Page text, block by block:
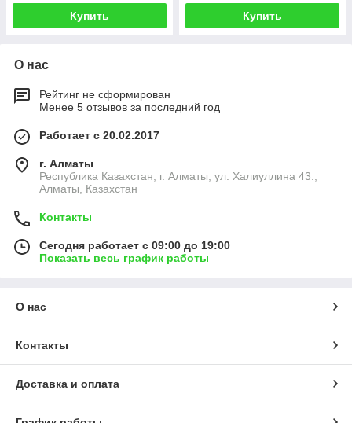
Купить Купить
О нас
Рейтинг не сформирован
Менее 5 отзывов за последний год
Работает с 20.02.2017
г. Алматы
Республика Казахстан, г. Алматы, ул. Халиуллина 43.,
Алматы, Казахстан
Контакты
Сегодня работает с 09:00 до 19:00
Показать весь график работы
О нас
Контакты
Доставка и оплата